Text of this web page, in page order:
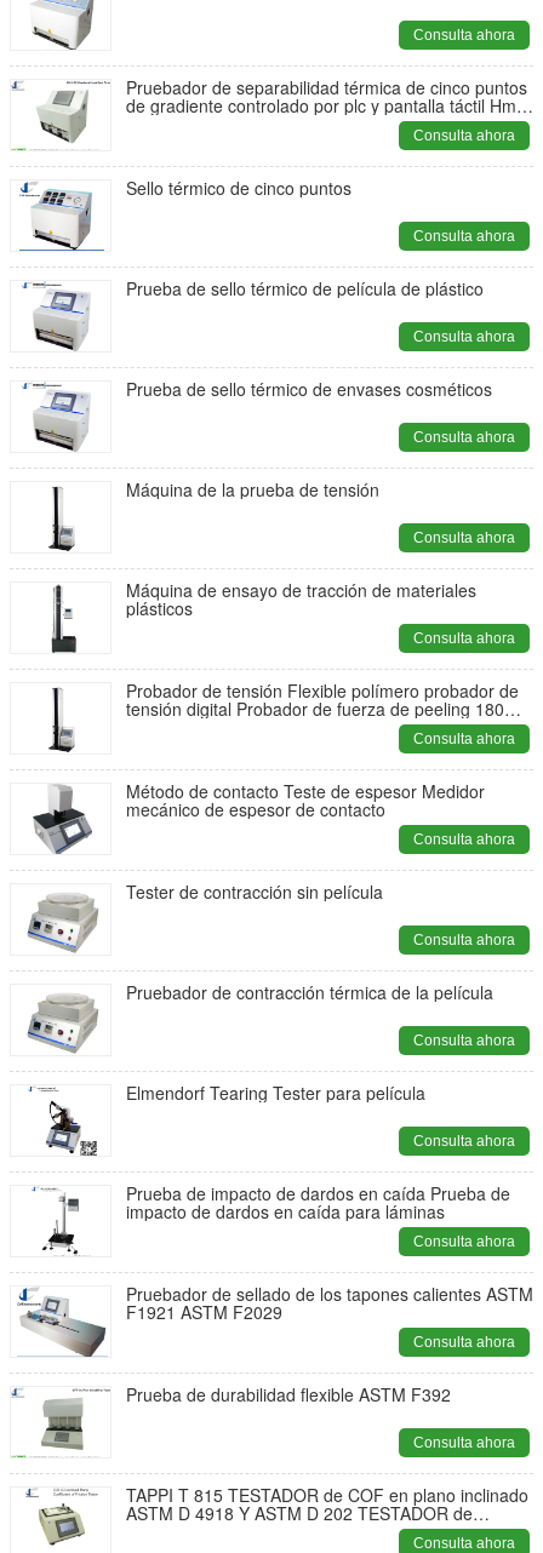
Consulta ahora
Pruebador de separabilidad térmica de cinco puntos
de gradiente controlado por plc y pantalla táctil Hmi
Pruebador de sellado térmico de gama alta ASTM
Consulta ahora
Sello térmico de cinco puntos
Consulta ahora
Prueba de sello térmico de película de plástico
Consulta ahora
Prueba de sello térmico de envases cosméticos
Consulta ahora
Máquina de la prueba de tensión
Consulta ahora
Máquina de ensayo de tracción de materiales
plásticos
Consulta ahora
Probador de tensión Flexible polímero probador de
tensión digital Probador de fuerza de peeling 180
Consulta ahora
Método de contacto Teste de espesor Medidor
mecánico de espesor de contacto
Consulta ahora
Tester de contracción sin película
Consulta ahora
Pruebador de contracción térmica de la película
Consulta ahora
Elmendorf Tearing Tester para película
Consulta ahora
Prueba de impacto de dardos en caída Prueba de
impacto de dardos en caída para láminas
Consulta ahora
Pruebador de sellado de los tapones calientes ASTM
F1921 ASTM F2029
Consulta ahora
Prueba de durabilidad flexible ASTM F392
Consulta ahora
TAPPI T 815 TESTADOR de COF en plano inclinado
ASTM D 4918 Y ASTM D 202 TESTADOR de
Consulta ahora